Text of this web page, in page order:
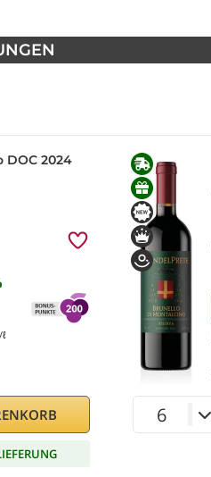
DOC 2024